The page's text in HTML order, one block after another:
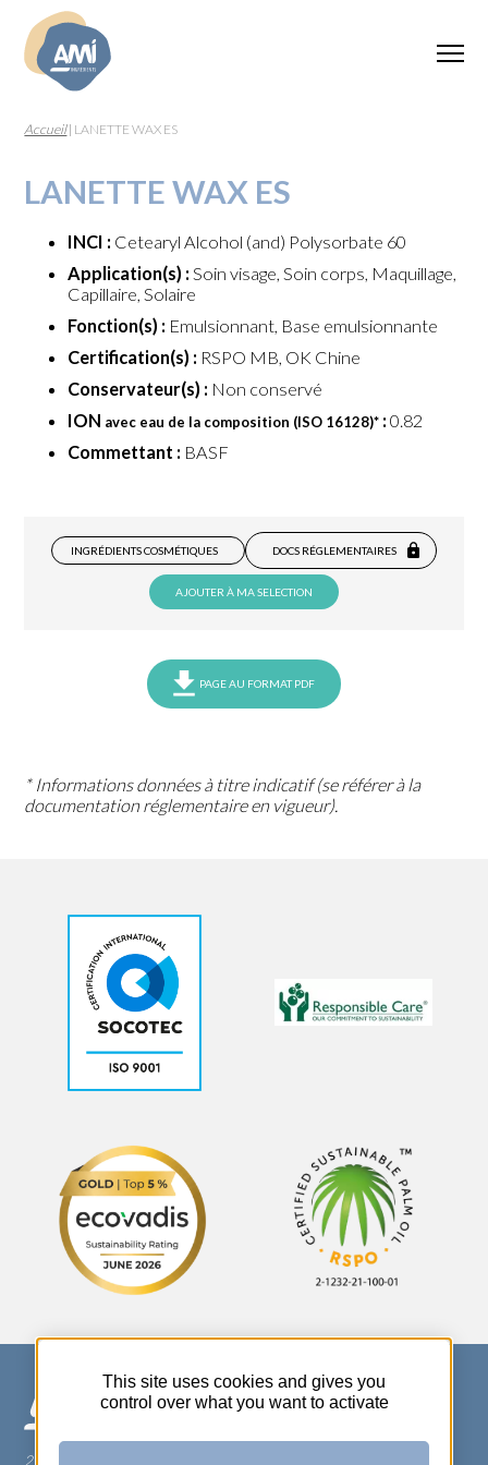
Accueil| LANETTE WAX ES
LANETTE WAX ES
INCI : Cetearyl Alcohol (and) Polysorbate 60
Application(s) : Soin visage, Soin corps, Maquillage,
Capillaire, Solaire
Fonction(s) : Emulsionnant, Base emulsionnante
Certification(s) : RSPO MB, OK Chine
Conservateur(s) : Non conservé
ION avec eau de la composition (ISO 16128)* : 0.82
Commettant : BASF
INGRÉDIENTS COSMÉTIQUES DOCS RÉGLEMENTAIRES
AJOUTER À MA SELECTION
PAGE AU FORMAT PDF
* Informations données à titre indicatif (se référer à la
documentation réglementaire en vigueur).
270 Rue Thérèse Planiol - 37310 TAUXIGNY
This site uses cookies and gives you
control over what you want to activate